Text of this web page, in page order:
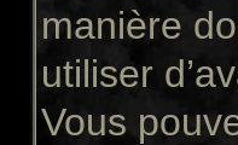
manière
utiliser
Vous